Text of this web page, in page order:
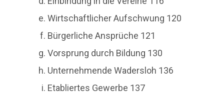
Wirtschaftlicher Aufschwung 120
Bürgerliche Ansprüche 121
Vorsprung durch Bildung 130
Unternehmende Wadersloh 136
Etabliertes Gewerbe 137